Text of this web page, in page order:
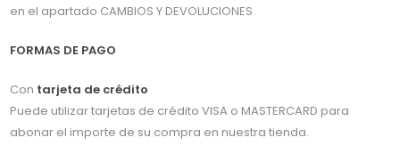
en el apartado CAMBIOS Y DEVOLUCIONES
FORMAS DE PAGO
Con tarjeta de crédito
Puede utilizar tarjetas de crédito VISA o MASTERCARD para
abonar el importe de su compra en nuestra tienda.